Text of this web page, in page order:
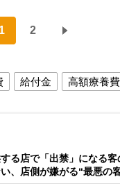
1 2
給付金 高額療養
る店で「出禁」になる
、店側が嫌がる“最悪の